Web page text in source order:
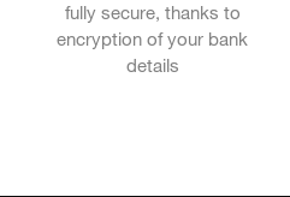
fully secure, thanks to
encryption of your bank
details